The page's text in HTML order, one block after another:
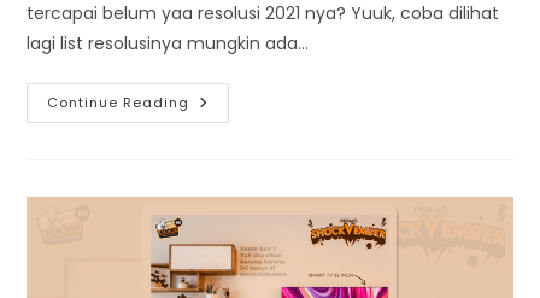
tercapai belum yaa resolusi 2021 nya? Yuuk, coba dilihat
lagi list resolusinya mungkin ada…
Continue Reading Promo
Ter
PROMO
BESTSEMBER
Dari
AQIQAH86!